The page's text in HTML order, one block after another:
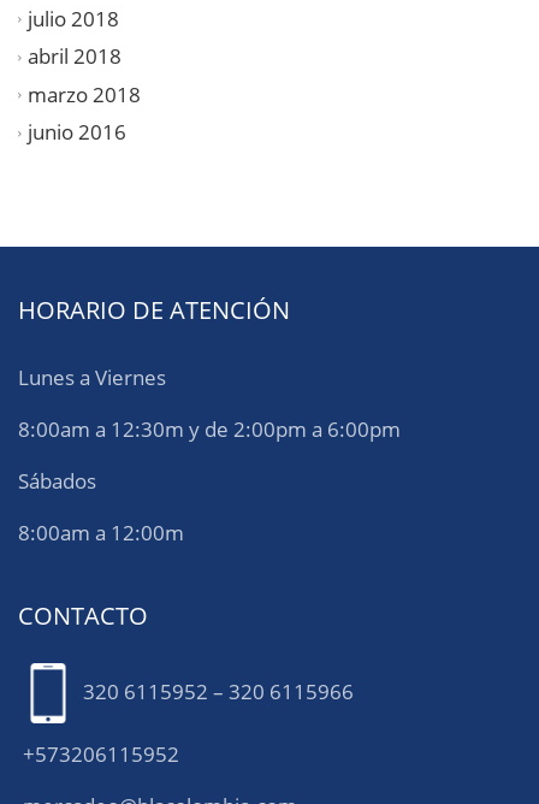
julio 2018
abril 2018
marzo 2018
junio 2016
HORARIO DE ATENCIÓN
Lunes a Viernes
8:00am a 12:30m y de 2:00pm a 6:00pm
Sábados
8:00am a 12:00m
CONTACTO
320 6115952 – 320 6115966
+573206115952